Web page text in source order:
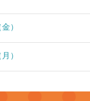
）
）